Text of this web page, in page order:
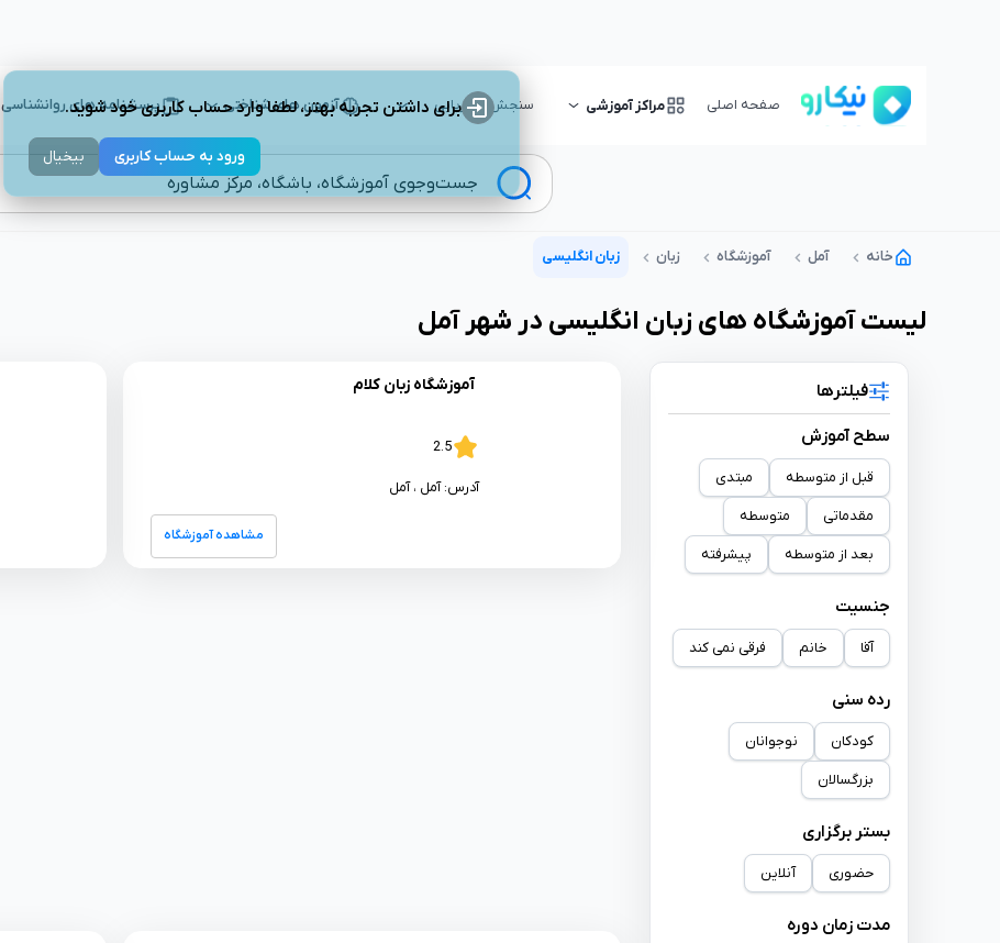
برای داشتن تجربه بهتر، لطفا وارد حساب کاربری خود شوید.
ورود به حساب کاربری بیخیال
صفحه اصلی مراکز آموزشی سنجش و ارزیابی آزمون های شناختی پرسشنامه های روانشناسی
جست‌وجوی آموزشگاه، باشگاه، مرکز مشاوره
خانه آمل آموزشگاه زبان زبان انگلیسی
لیستآموزشگاه های زبان انگلیسی در شهرآمل
فیلترها
سطح آموزش
قبل از متوسطه مبتدی
مقدماتی متوسطه
بعد از متوسطه پیشرفته
جنسیت
آقا خانم فرقی نمی کند
رده سنی
کودکان نوجوانان
بزرگسالان
بستر برگزاری
حضوری آنلاین
مدت زمان دوره
آموزشگاه زبان کلام
2.5
آدرس:آمل ، آمل
مشاهده آموزشگاه